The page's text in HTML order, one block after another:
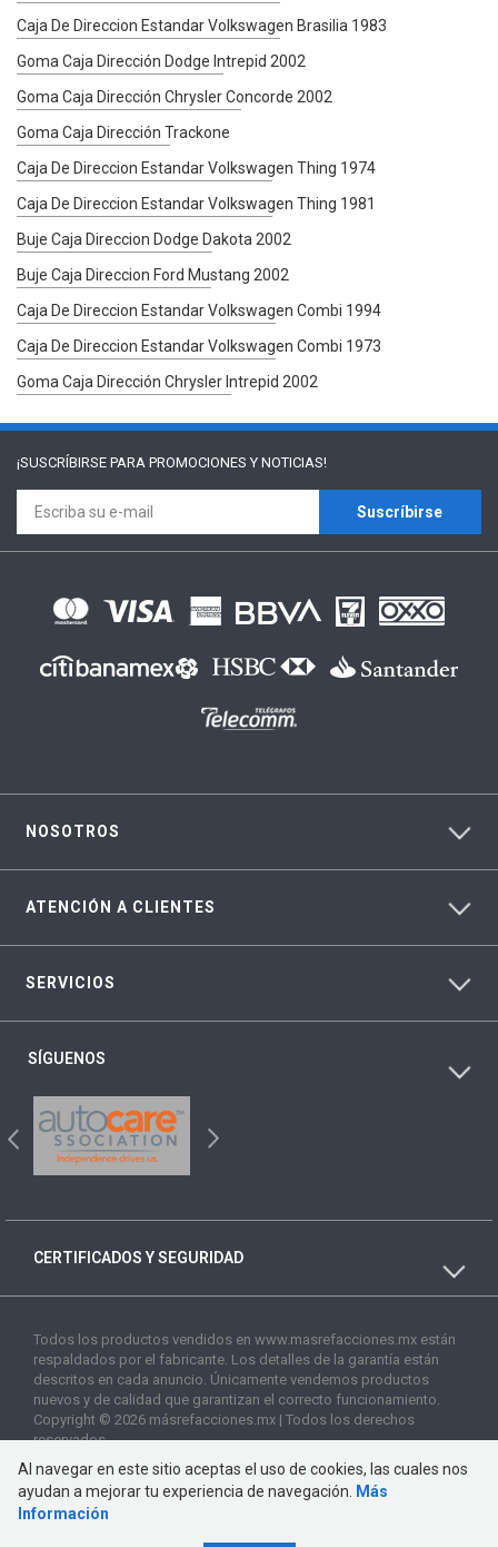
Caja De Direccion Estandar Volkswagen Brasilia 1983
Goma Caja Dirección Dodge Intrepid 2002
Goma Caja Dirección Chrysler Concorde 2002
Goma Caja Dirección Trackone
Caja De Direccion Estandar Volkswagen Thing 1974
Caja De Direccion Estandar Volkswagen Thing 1981
Buje Caja Direccion Dodge Dakota 2002
Buje Caja Direccion Ford Mustang 2002
Caja De Direccion Estandar Volkswagen Combi 1994
Caja De Direccion Estandar Volkswagen Combi 1973
Goma Caja Dirección Chrysler Intrepid 2002
¡SUSCRÍBIRSE PARA PROMOCIONES Y NOTICIAS!
Suscríbirse
NOSOTROS
ATENCIÓN A CLIENTES
SERVICIOS
SÍGUENOS
CERTIFICADOS Y SEGURIDAD
Todos los productos vendidos en www.masrefacciones.mx están
respaldados por el fabricante. Los detalles de la garantía están
descritos en cada anuncio. Únicamente vendemos productos
nuevos y de calidad que garantizan el correcto funcionamiento.
Copyright © 2026 másrefacciones.mx | Todos los derechos
reservados
Al navegar en este sitio aceptas el uso de cookies, las cuales nos
ayudan a mejorar tu experiencia de navegación.
Más
Información